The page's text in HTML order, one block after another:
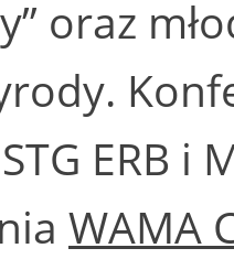
oraz
ERB i
WAMA